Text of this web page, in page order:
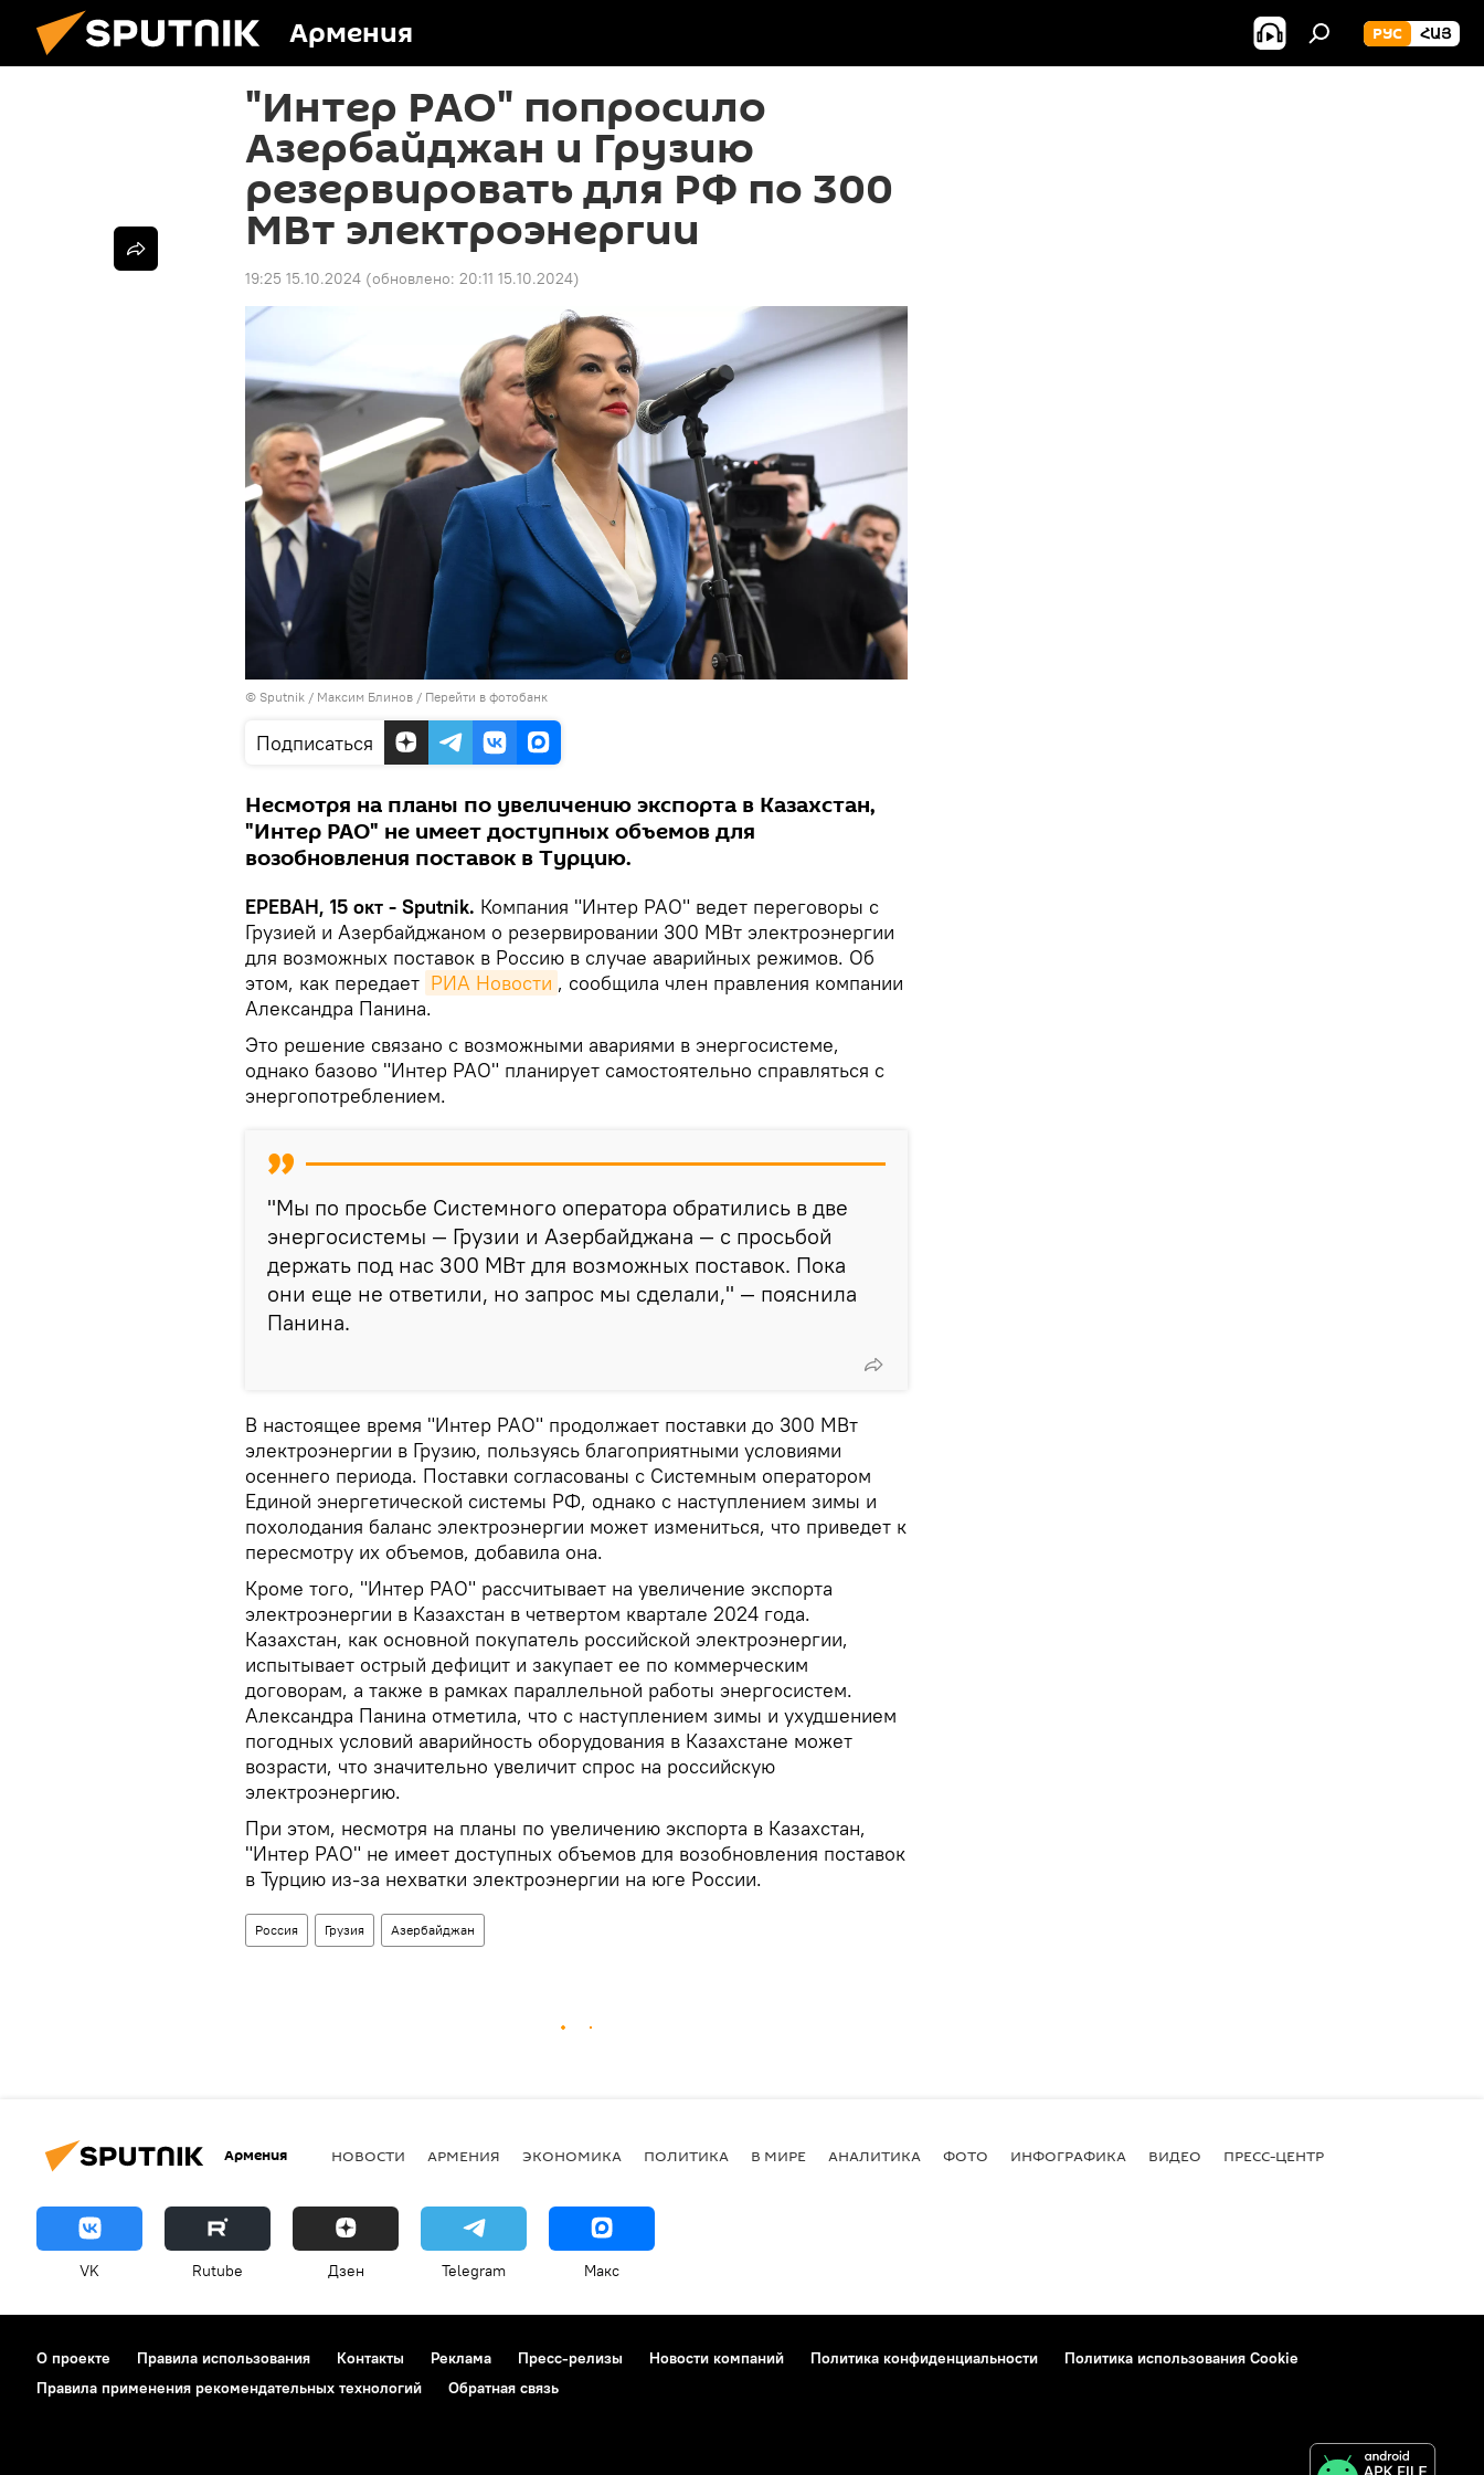
Армения РУС ՀԱՅ
"Интер РАО" попросило
Азербайджан и Грузию
резервировать для РФ по 300
МВт электроэнергии
19:25 15.10.2024 (обновлено: 20:11 15.10.2024)
© Sputnik / Максим Блинов / Перейти в фотобанк
Подписаться
Несмотря на планы по увеличению экспорта в Казахстан,
"Интер РАО" не имеет доступных объемов для
возобновления поставок в Турцию.
ЕРЕВАН, 15 окт - Sputnik. Компания "Интер РАО" ведет переговоры с
Грузией и Азербайджаном о резервировании 300 МВт электроэнергии
для возможных поставок в Россию в случае аварийных режимов. Об
этом, как передает РИА Новости , сообщила член правления компании
Александра Панина.
Это решение связано с возможными авариями в энергосистеме,
однако базово "Интер РАО" планирует самостоятельно справляться с
энергопотреблением.
"Мы по просьбе Системного оператора обратились в две
энергосистемы — Грузии и Азербайджана — с просьбой
держать под нас 300 МВт для возможных поставок. Пока
они еще не ответили, но запрос мы сделали," — пояснила
Панина.
В настоящее время "Интер РАО" продолжает поставки до 300 МВт
электроэнергии в Грузию, пользуясь благоприятными условиями
осеннего периода. Поставки согласованы с Системным оператором
Единой энергетической системы РФ, однако с наступлением зимы и
похолодания баланс электроэнергии может измениться, что приведет к
пересмотру их объемов, добавила она.
Кроме того, "Интер РАО" рассчитывает на увеличение экспорта
электроэнергии в Казахстан в четвертом квартале 2024 года.
Казахстан, как основной покупатель российской электроэнергии,
испытывает острый дефицит и закупает ее по коммерческим
договорам, а также в рамках параллельной работы энергосистем.
Александра Панина отметила, что с наступлением зимы и ухудшением
погодных условий аварийность оборудования в Казахстане может
возрасти, что значительно увеличит спрос на российскую
электроэнергию.
При этом, несмотря на планы по увеличению экспорта в Казахстан,
"Интер РАО" не имеет доступных объемов для возобновления поставок
в Турцию из-за нехватки электроэнергии на юге России.
Россия Грузия Азербайджан
Армения НОВОСТИ АРМЕНИЯ ЭКОНОМИКА ПОЛИТИКА В МИРЕ АНАЛИТИКА ФОТО ИНФОГРАФИКА ВИДЕО ПРЕСС-ЦЕНТР
VK Rutube Дзен Telegram Макс
О проекте Правила использования Контакты Реклама Пресс-релизы Новости компаний Политика конфиденциальности
Политика использования Cookie
Правила применения рекомендательных технологий
Обратная связь